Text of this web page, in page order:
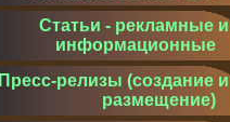
Статьи - рекламные и
информационные
Пресс-релизы (создание и
размещение)